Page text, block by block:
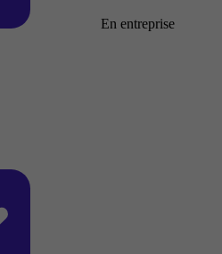
En entreprise